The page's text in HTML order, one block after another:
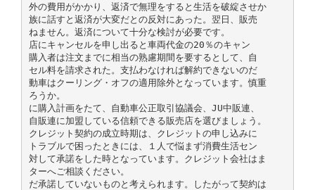
外の費用がかかり、返済で無理をすると生活を破綻させか
族に話すと返済が大変だとの反対にあった。翌日、販売
ねません。返済について十分な検討が必要です。
店にキャンセルを申し出ると車両代金の20％のキャン
購入者は注文までに相当の熟慮期間を要するとして、自
セル料を請求された。支払わなければ解約できないのだ
動車はクーリング・オフの適用除外となっています。慎重
ろうか。
に購入計画をたて、自動車公正取引協議会、JU中販連、
自販連に加盟している信頼できる販売店を選びましょう。
クレジット契約の成立時期は、クレジットの申し込みに
トラブルで困ったときには、１人で悩まず消費生活セン
対して承諾をした時となっています。クレジット会社はま
ターへご相談ください。
だ承諾していないものと考えられます。したがって契約は